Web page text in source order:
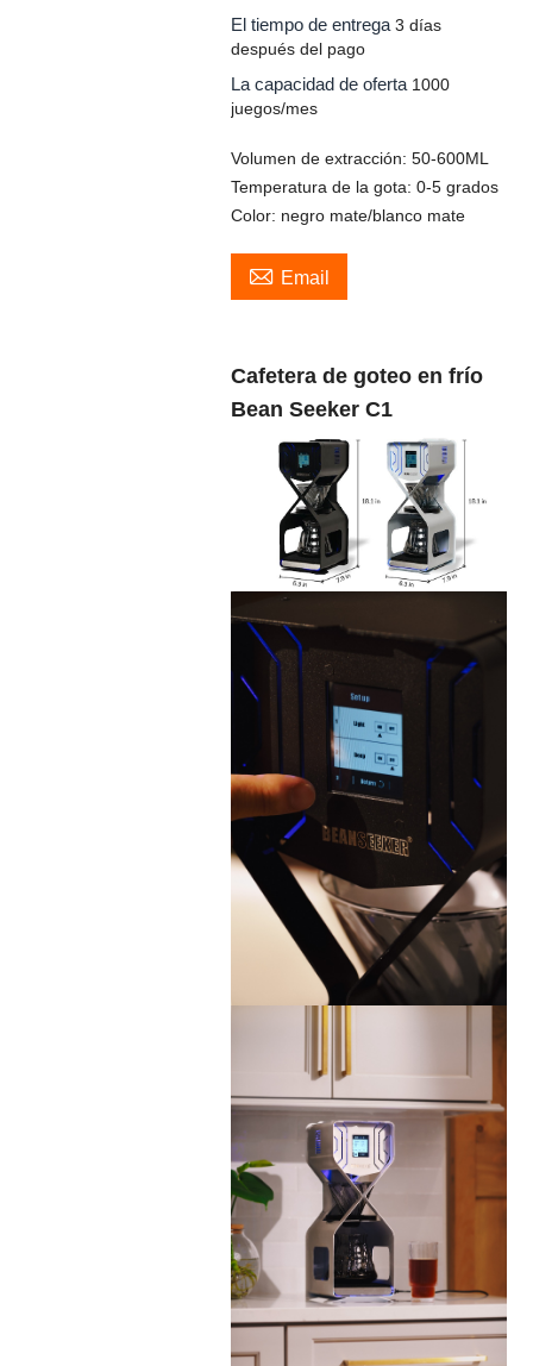
El tiempo de entrega 3 días
después del pago
La capacidad de oferta 1000
juegos/mes
Volumen de extracción: 50-600ML
Temperatura de la gota: 0-5 grados
Color: negro mate/blanco mate
 Email
Cafetera de goteo en frío
Bean Seeker C1